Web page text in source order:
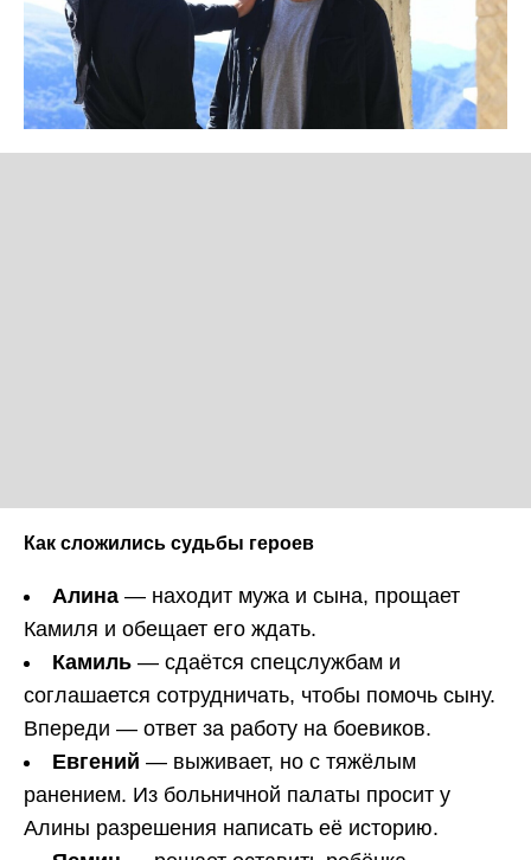
Как сложились судьбы героев
Алина — находит мужа и сына, прощает
Камиля и обещает его ждать.
Камиль — сдаётся спецслужбам и
соглашается сотрудничать, чтобы помочь сыну.
Впереди — ответ за работу на боевиков.
Евгений — выживает, но с тяжёлым
ранением. Из больничной палаты просит у
Алины разрешения написать её историю.